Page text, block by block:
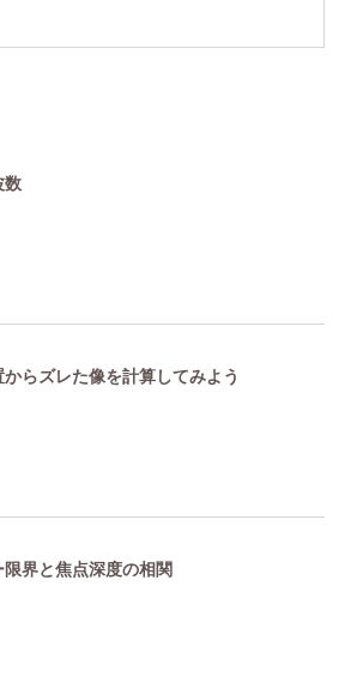
数
らズレた像を計算してみよう
界と焦点深度の相関